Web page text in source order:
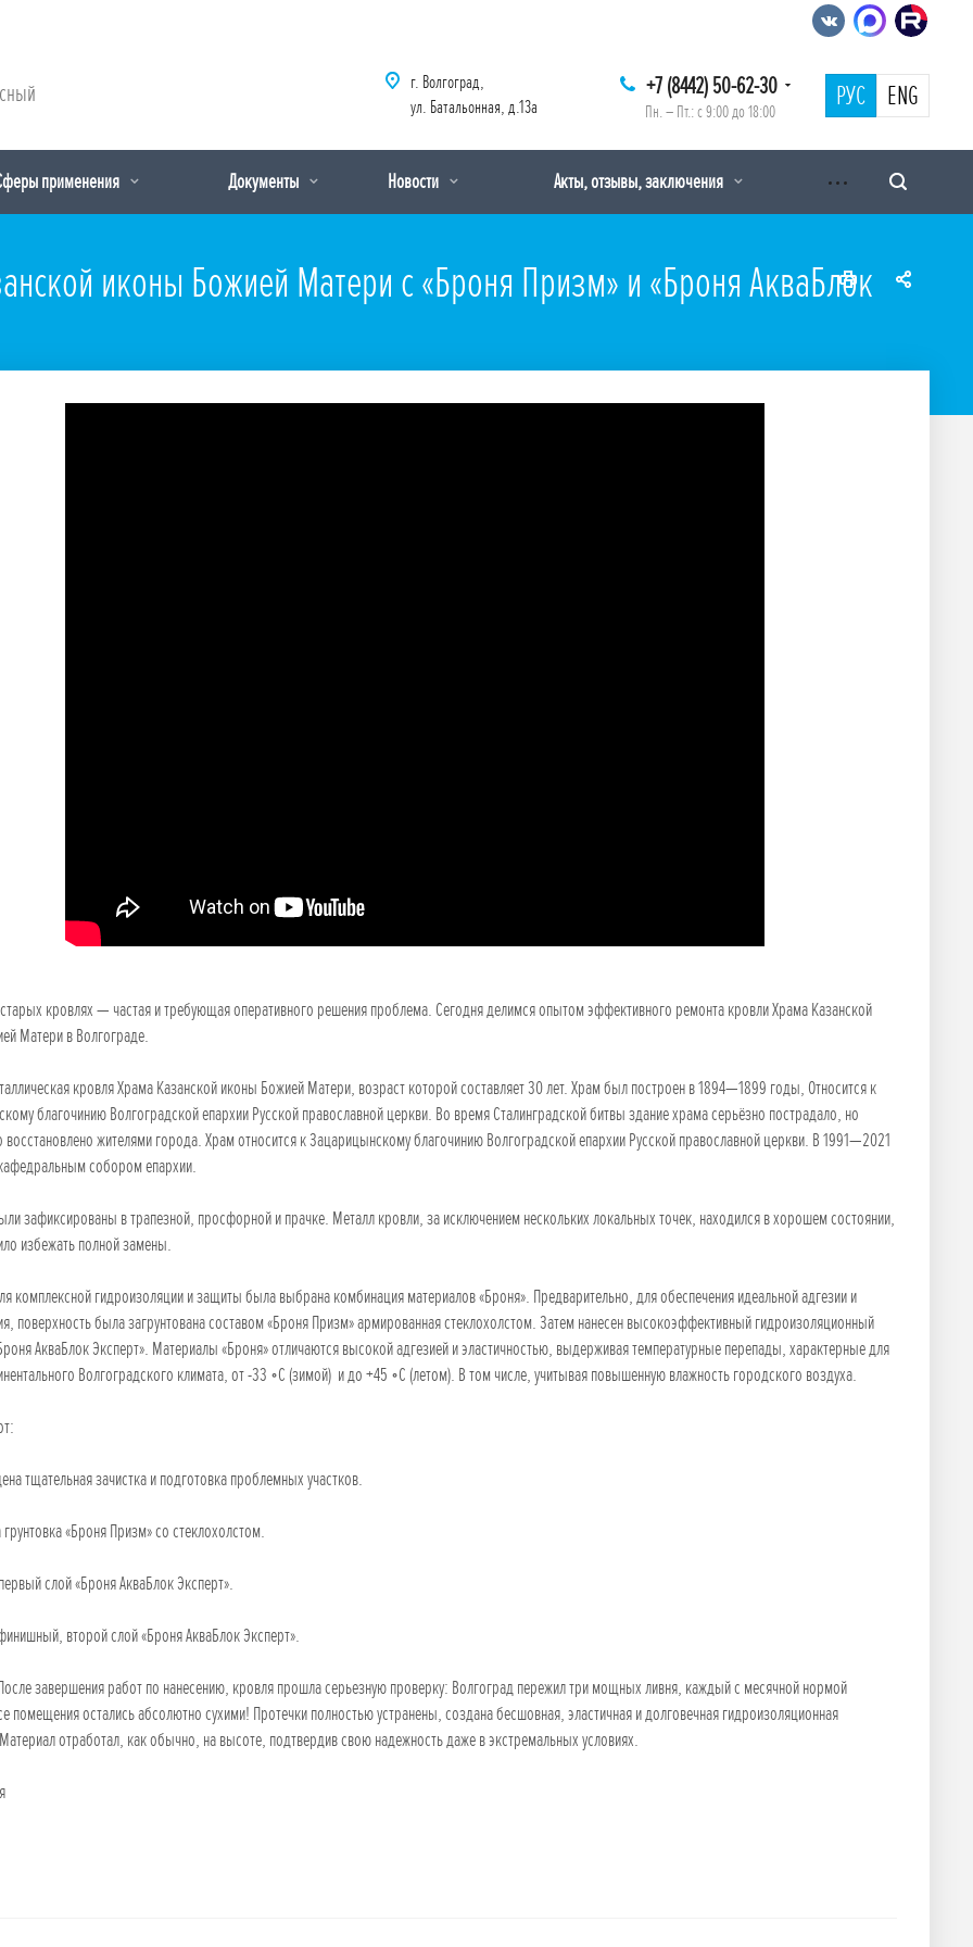
+7 (8442) 50-62-30
Пн. – Пт.: с 9:00 до 18:00 РУС ENG
г. Волгоград,
ул. Батальонная, д.13а
применения Документы Новости Акты, отзывы, заключения
иконы Божией Матери с «Броня Призм» и «Броня АкваБлок
кровлях — частая и требующая оперативного решения проблема. Сегодня делимся опытом эффективного ремонта кровли Храма Казанской
Матери в Волгограде.
кровля Храма Казанской иконы Божией Матери, возраст которой составляет 30 лет. Храм был построен в 1894—1899 годы, Относится к
благочинию Волгоградской епархии Русской православной церкви. Во время Сталинградской битвы здание храма серьёзно пострадало, но
жителями города. Храм относится к Зацарицынскому благочинию Волгоградской епархии Русской православной церкви. В 1991—2021
собором епархии.
зафиксированы в трапезной, просфорной и прачке. Металл кровли, за исключением нескольких локальных точек, находился в хорошем состоянии,
избежать полной замены.
комплексной гидроизоляции и защиты была выбрана комбинация материалов «Броня». Предварительно, для обеспечения идеальной адгезии и
поверхность была загрунтована составом «Броня Призм» армированная стеклохолстом. Затем нанесен высокоэффективный гидроизоляционный
АкваБлок Эксперт». Материалы «Броня» отличаются высокой адгезией и эластичностью, выдерживая температурные перепады, характерные для
Волгоградского климата, от -33 ॰С (зимой) и до +45 ॰С (летом). В том числе, учитывая повышенную влажность городского воздуха.
тщательная зачистка и подготовка проблемных участков.
«Броня Призм» со стеклохолстом.
слой «Броня АкваБлок Эксперт».
второй слой «Броня АкваБлок Эксперт».
завершения работ по нанесению, кровля прошла серьезную проверку: Волгоград пережил три мощных ливня, каждый с месячной нормой
помещения остались абсолютно сухими! Протечки полностью устранены, создана бесшовная, эластичная и долговечная гидроизоляционная
отработал, как обычно, на высоте, подтвердив свою надежность даже в экстремальных условиях.